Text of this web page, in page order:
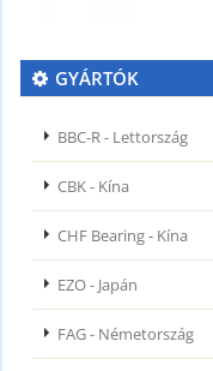
GYÁRTÓK
BBC-R - Lettország
CBK - Kína
CHF Bearing - Kína
EZO - Japán
FAG - Németország